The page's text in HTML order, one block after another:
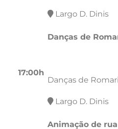
Largo D. Dinis
17:00h
Danças de
Danças de
Largo D. Dinis
Animação de rua